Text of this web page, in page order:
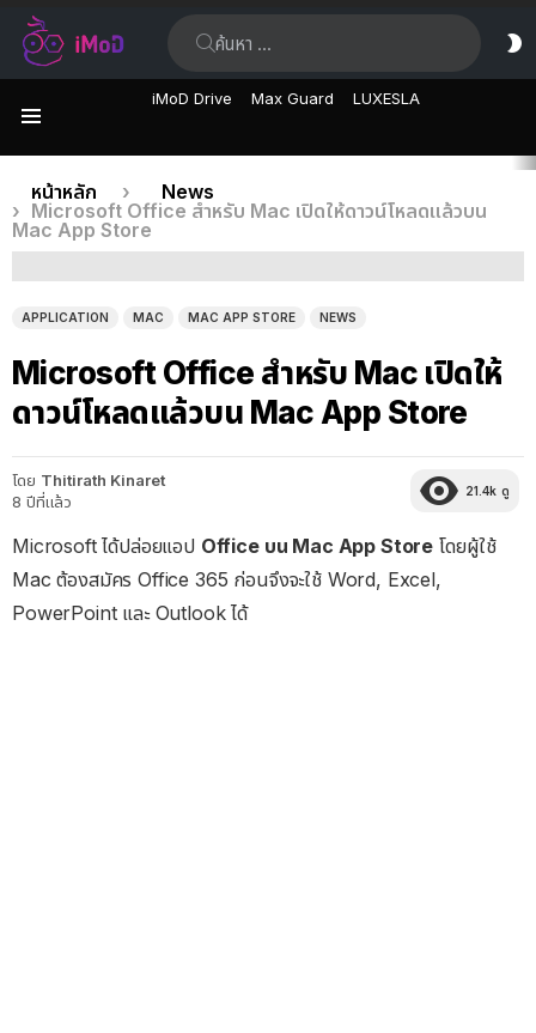
iMoD Drive Max Guard LUXESLA
เรื่อง
ล่าสุด
คุณอยู่ที่นี่:
หน้าหลัก
News
Microsoft Office สำหรับ Mac เปิดให้ดาวน์โหลดแล้วบน
Mac App Store
APPLICATION MAC MAC APP STORE NEWS
Microsoft Office สำหรับ Mac เปิดให้
ดาวน์โหลดแล้วบน Mac App Store
โดย Thitirath Kinaret
8 ปีที่แล้ว
21.4k ดู
Microsoft ได้ปล่อยแอป Office บน Mac App Store โดยผู้ใช้
Mac ต้องสมัคร Office 365 ก่อนจึงจะใช้ Word, Excel,
PowerPoint และ Outlook ได้